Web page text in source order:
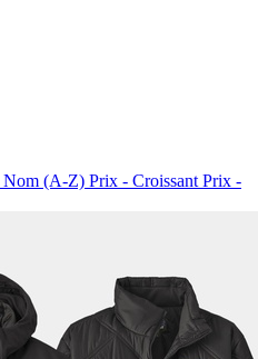
Nom (A-Z) Prix - Croissant Prix -